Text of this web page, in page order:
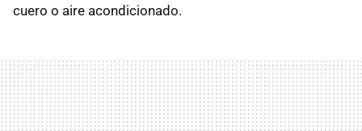
cuero o aire acondicionado.